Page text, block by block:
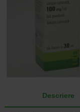
Descriere